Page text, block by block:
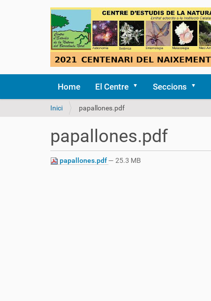
Home El Centre Seccions
S
a
Inici papallones.pdf
papallones.pdf
papallones.pdf— 25.3 MB